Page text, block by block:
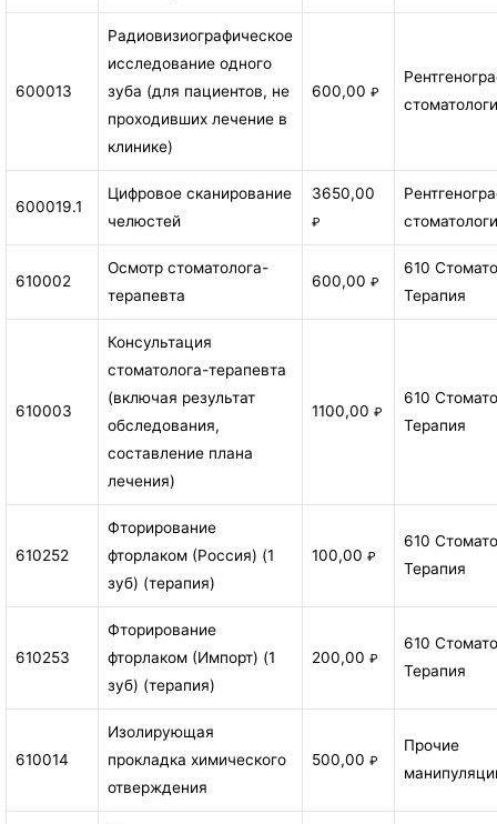
600013
Радиовизиографическое
исследование одного
зуба (для пациентов, не
проходивших лечение в
клинике)
600,00 ₽
600019.1
Цифровое сканирование
челюстей
3650,00
₽
610002
Осмотр стоматолога-
терапевта
600,00 ₽
610
Терапия
610003
Консультация
стоматолога-терапевта
(включая результат
обследования,
составление плана
лечения)
1100,00 ₽
610
Терапия
610252
Фторирование
фторлаком (Россия) (1
зуб) (терапия)
100,00 ₽
610
Терапия
610253
Фторирование
фторлаком (Импорт) (1
зуб) (терапия)
200,00 ₽
610
Терапия
610014
Изолирующая
прокладка химического
отверждения
500,00 ₽
Прочие